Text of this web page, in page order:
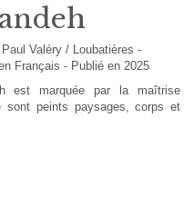
Valéry / Loubatières -
Français - Publié en 2025
est marquée par la maîtrise
sont peints paysages, corps et